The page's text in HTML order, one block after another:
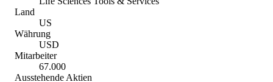
Land
US
Währung
USD
Mitarbeiter
67.000
Ausstehende Aktien